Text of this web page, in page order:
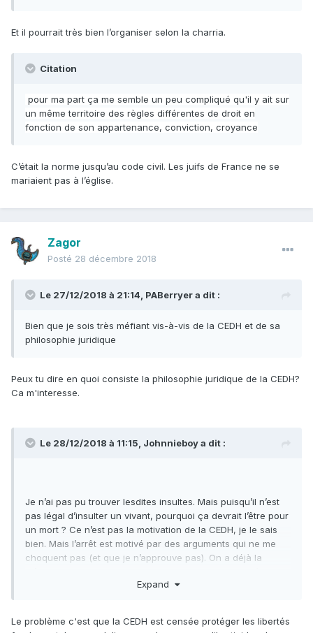
Et il pourrait très bien l’organiser selon la charria.
Citation
pour ma part ça me semble un peu compliqué qu'il y ait sur
un même territoire des règles différentes de droit en
fonction de son appartenance, conviction, croyance
C’était la norme jusqu’au code civil. Les juifs de France ne se
mariaient pas à l’église.
Zagor
Posté 28 décembre 2018
Le 27/12/2018 à 21:14, PABerryera dit :
Bien que je sois très méfiant vis-à-vis de la CEDH et de sa
philosophie juridique
Peux tu dire en quoi consiste la philosophie juridique de la CEDH?
Ca m'interesse.
Le 28/12/2018 à 11:15, Johnnieboya dit :
Je n’ai pas pu trouver lesdites insultes. Mais puisqu’il n’est
pas légal d’insulter un vivant, pourquoi ça devrait l’être pour
un mort ? Ce n’est pas la motivation de la CEDH, je le sais
bien. Mais l’arrêt est motivé par des arguments qui ne me
choquent pas (et que je n’approuve pas). On a déjà la
Expand
Le problème c'est que la CEDH est censée protéger les libertés